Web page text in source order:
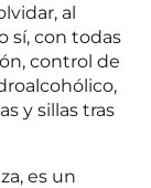
al
sí, con todas
control de
y sillas tras
es un